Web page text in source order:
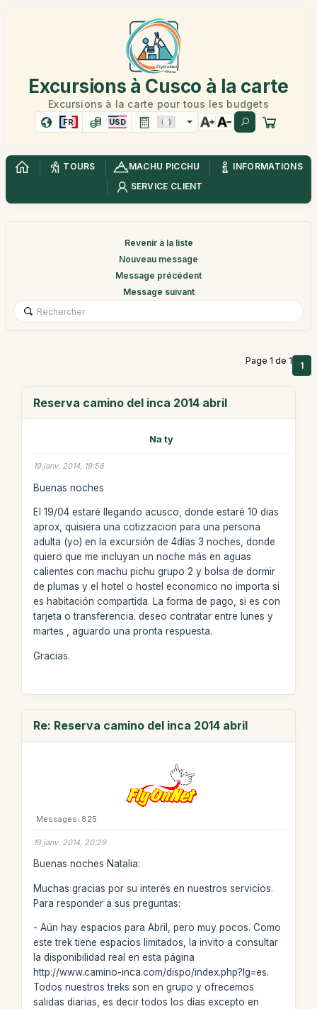
Excursions à Cusco à la carte
Excursions à la carte pour tous les budgets
FR USD
TOURS MACHU PICCHU
INFORMATIONS
SERVICE CLIENT
Revenir à la liste
Nouveau message
Message précédent
Message suivant
Page 1 de 1 1
Reserva camino del inca 2014 abril
Na ty
19 janv. 2014, 19:56
Buenas noches
El 19/04 estaré llegando acusco, donde estaré 10 dias
aprox, quisiera una cotizzacion para una persona
adulta (yo) en la excursión de 4días 3 noches, donde
quiero que me incluyan un noche más en aguas
calientes con machu pichu grupo 2 y bolsa de dormir
de plumas y el hotel o hostel economico no importa si
es habitación compartida. La forma de pago, si es con
tarjeta o transferencia. deseo contratar entre lunes y
martes , aguardo una pronta respuesta.
Gracias.
Re: Reserva camino del inca 2014 abril
Messages: 825
19 janv. 2014, 20:29
Buenas noches Natalia:
Muchas gracias por su interés en nuestros servicios.
Para responder a sus preguntas:
- Aún hay espacios para Abril, pero muy pocos. Como
este trek tiene espacios limitados, la invito a consultar
la disponibilidad real en esta página
http://www.camino-inca.com/dispo/index.php?lg=es.
Todos nuestros treks son en grupo y ofrecemos
salidas diarias, es decir todos los días excepto en